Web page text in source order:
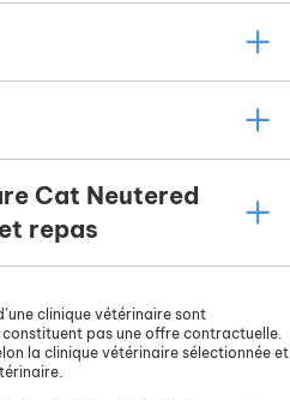
Cat Neutered
repas
clinique vétérinaire sont
pas une offre contractuelle.
la clinique vétérinaire sélectionnée et